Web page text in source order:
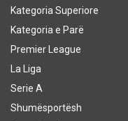
Kategoria Superiore
Kategoria e Parë
Premier League
La Liga
Serie A
Shumësportësh